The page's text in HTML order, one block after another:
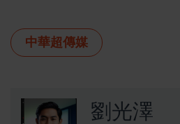
中華超傳媒
劉光澤